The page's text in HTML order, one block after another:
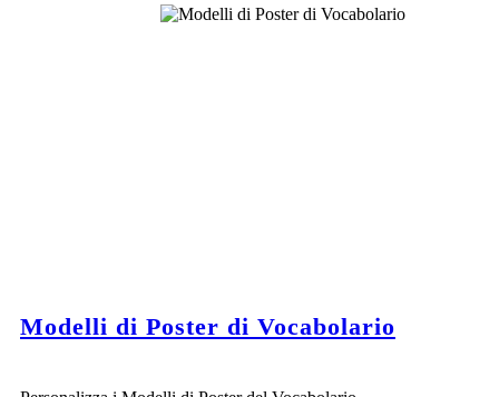
Modelli di Poster di Vocabolario